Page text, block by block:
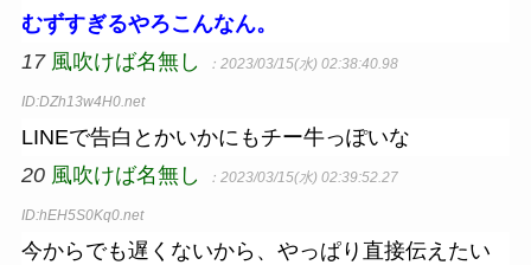
むずすぎるやろこんなん。
17 風吹けば名無し ：2023/03/15(水) 02:38:40.98
ID:DZh13w4H0.net
LINEで告白とかいかにもチー牛っぽいな
20 風吹けば名無し ：2023/03/15(水) 02:39:52.27
ID:hEH5S0Kq0.net
今からでも遅くないから、やっぱり直接伝えたい